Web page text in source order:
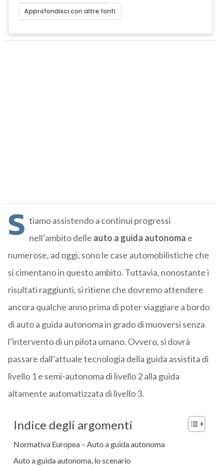
Approfondisci con altre fonti
S tiamo assistendo a continui progressi
nell’ambito delle auto a guida autonoma e
numerose, ad oggi, sono le case automobilistiche che
si cimentano in questo ambito. Tuttavia, nonostante i
risultati raggiunti, si ritiene che dovremo attendere
ancora qualche anno prima di poter viaggiare a bordo
di auto a guida autonoma in grado di muoversi senza
l’intervento di un pilota umano. Ovvero, si dovrà
passare dall’attuale tecnologia della guida assistita di
livello 1 e semi-autonoma di livello 2 alla guida
altamente automatizzata di livello 3.
Indice degli argomenti
Normativa Europea – Auto a guida autonoma
Auto a guida autonoma, lo scenario